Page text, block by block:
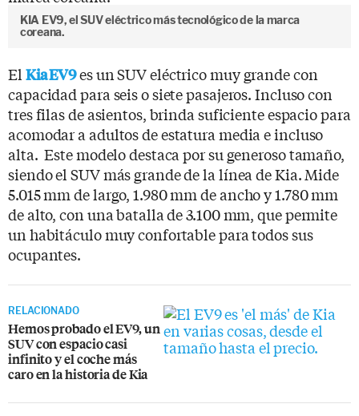
KIA EV9, el SUV eléctrico más tecnológico de la marca
coreana.
El Kia EV9es un SUV eléctrico muy grande con
capacidad para seis o siete pasajeros. Incluso con
tres filas de asientos, brinda suficiente espacio para
acomodar a adultos de estatura media e incluso
alta. Este modelo destaca por su generoso tamaño,
siendo el SUV más grande de la línea de Kia. Mide
5.015 mm de largo, 1.980 mm de ancho y 1.780 mm
de alto, con una batalla de 3.100 mm, que permite
un habitáculo muy confortable para todos sus
ocupantes.
RELACIONADO
Hemos probado el EV9, un
SUV con espacio casi
infinito y el coche más
caro en la historia de Kia